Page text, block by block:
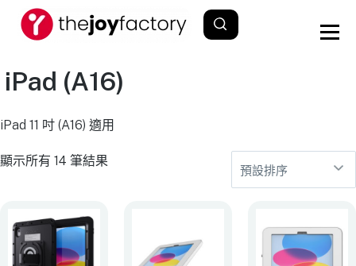
iPad (A16)
iPad 11 吋 (A16) 適用
顯示所有 14 筆結果